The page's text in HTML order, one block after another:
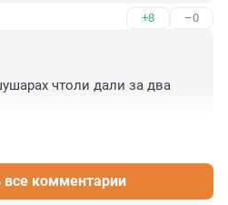
+8 –0
чтоли дали за два
все комментарии